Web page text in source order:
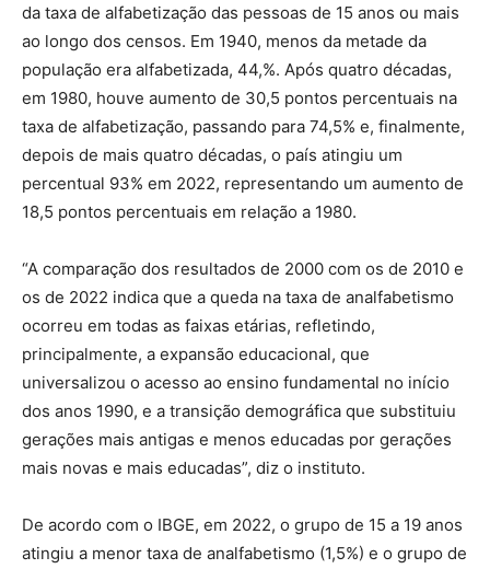
da taxa de alfabetização das pessoas de 15 anos ou mais
ao longo dos censos. Em 1940, menos da metade da
população era alfabetizada, 44,%. Após quatro décadas,
em 1980, houve aumento de 30,5 pontos percentuais na
taxa de alfabetização, passando para 74,5% e, finalmente,
depois de mais quatro décadas, o país atingiu um
percentual 93% em 2022, representando um aumento de
18,5 pontos percentuais em relação a 1980.
“A comparação dos resultados de 2000 com os de 2010 e
os de 2022 indica que a queda na taxa de analfabetismo
ocorreu em todas as faixas etárias, refletindo,
principalmente, a expansão educacional, que
universalizou o acesso ao ensino fundamental no início
dos anos 1990, e a transição demográfica que substituiu
gerações mais antigas e menos educadas por gerações
mais novas e mais educadas”, diz o instituto.
De acordo com o IBGE, em 2022, o grupo de 15 a 19 anos
atingiu a menor taxa de analfabetismo (1,5%) e o grupo de